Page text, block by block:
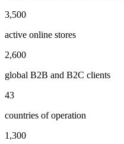
3,500
active online stores
2,600
global B2B and B2C clients
43
countries of operation
1,300